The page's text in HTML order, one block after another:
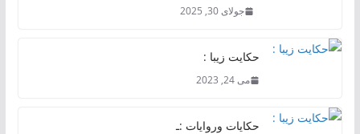
جولای 30, 2025
حکایت زیبا :
می 24, 2023
حکایات وروایات :ـ